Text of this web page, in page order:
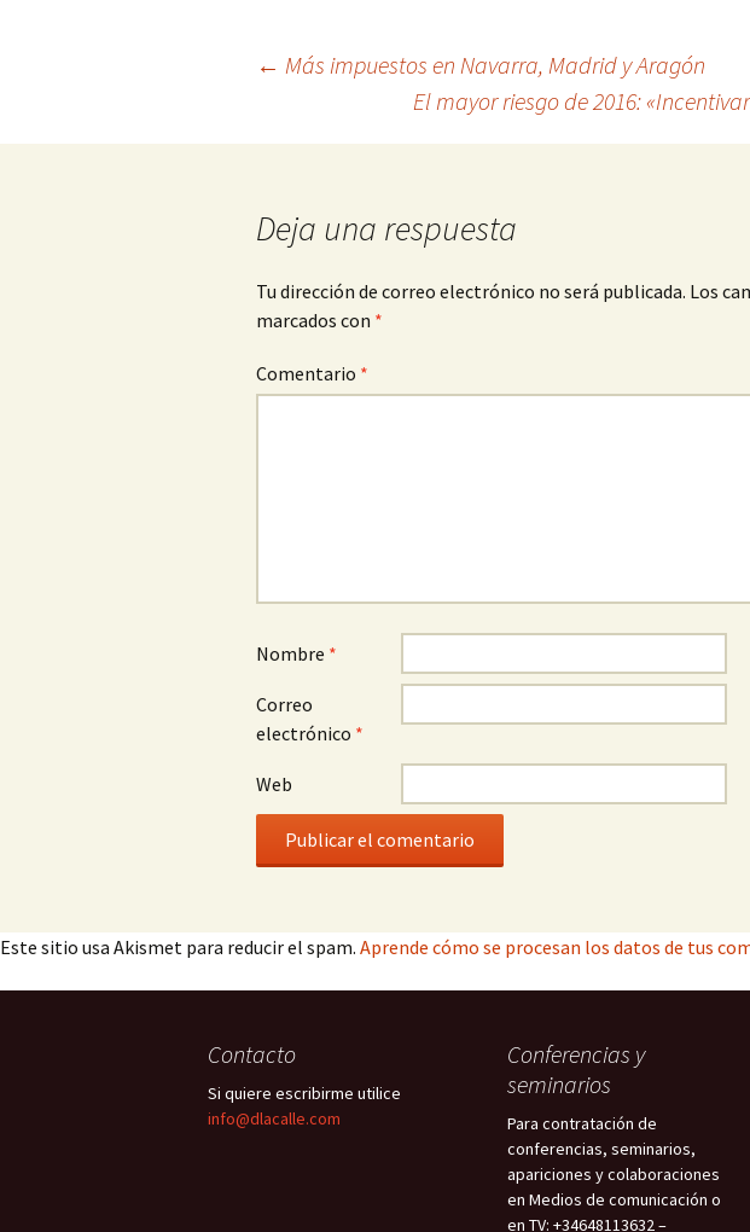
← Más impuestos en Navarra, Madrid y Aragón
El mayor riesgo de 2016:
Deja una respuesta
Tu dirección de correo electrónico no será publicada. Los
marcados con *
Comentario *
Nombre *
Correo
electrónico *
Web
Este sitio usa Akismet para reducir el spam. Aprende cómo se procesan los datos de tus
Contacto
Si quiere escribirme utilice
info@dlacalle.com
Conferencias y
seminarios
Para contratación de
conferencias, seminarios,
apariciones y colaboraciones
en Medios de comunicación o
en TV: +34648113632 –